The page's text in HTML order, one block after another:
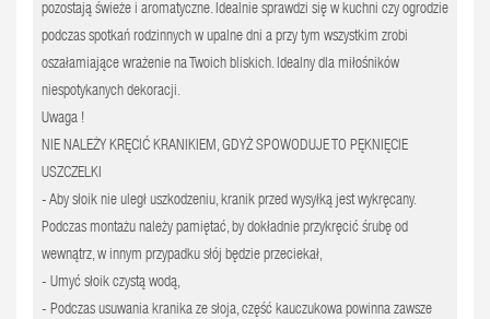
pozostają świeże i aromatyczne. Idealnie sprawdzi się w kuchni czy ogrodzie
podczas spotkań rodzinnych w upalne dni a przy tym wszystkim zrobi
oszałamiające wrażenie na Twoich bliskich. Idealny dla miłośników
niespotykanych dekoracji.
Uwaga !
NIE NALEŻY KRĘCIĆ KRANIKIEM, GDYŻ SPOWODUJE TO PĘKNIĘCIE
USZCZELKI
- Aby słoik nie uległ uszkodzeniu, kranik przed wysyłką jest wykręcany.
Podczas montażu należy pamiętać, by dokładnie przykręcić śrubę od
wewnątrz, w innym przypadku słój będzie przeciekał,
- Umyć słoik czystą wodą,
- Podczas usuwania kranika ze słoja, część kauczukowa powinna zawsze